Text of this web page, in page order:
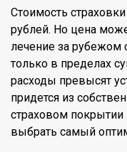
Стоимость
рублей. Но цена
лечение за рубежом
только в пределах
расходы превысят
придется из
страховом покрытии
выбрать самый